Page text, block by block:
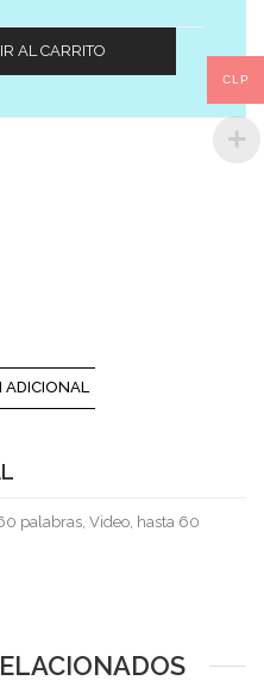
AL CARRITO
ADICIONAL
palabras, Video, hasta 60
CLP